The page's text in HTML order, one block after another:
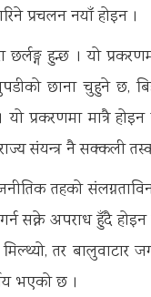
प्रचलन नयाँ होइन ।
हुन्छ । यो
छाना चुहुने छ,
प्रकरणमा मात्रै
संयन्त्र नै सक्कली
तहको
सक्ने अपराध हुँदै
तर
भएको छ ।